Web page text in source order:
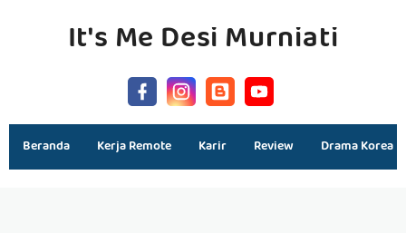
It's Me Desi Murniati
Beranda Kerja Remote Karir Review Drama Korea